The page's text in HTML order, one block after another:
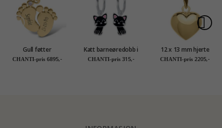
Gull føtter
Navnehalskjede med
CHANTI-pris 6895,-
Katt barneøredobb i
sølv - Little Ones
CHANTI-pris 315,-
12 x 13 mm hjerte
anheng i 8 karat -
CHANTI-pris 2205,-